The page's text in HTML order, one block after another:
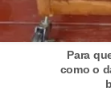
Para
como o